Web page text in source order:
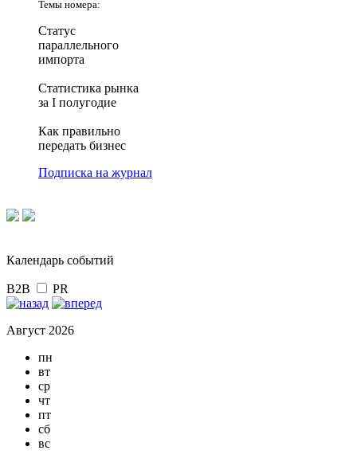
Темы номера:
Статус
параллельного
импорта
Статистика рынка
за I полугодие
Как правильно
передать бизнес
Подписка на журнал
Календарь событий
B2B PR
Август 2026
пн
вт
ср
чт
пт
сб
вс